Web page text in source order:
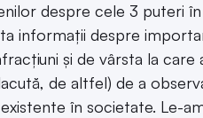
despre cele 3 puteri
informații despre
și de vârsta la
de altfel) de a
în societate. Le-